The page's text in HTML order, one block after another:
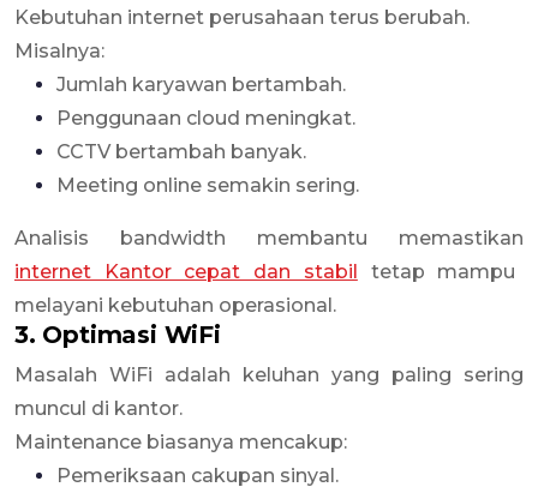
Kebutuhan internet perusahaan terus berubah.
Misalnya:
Jumlah karyawan bertambah.
Penggunaan cloud meningkat.
CCTV bertambah banyak.
Meeting online semakin sering.
Analisis bandwidth membantu memastikan
internet Kantor cepat dan stabil
tetap mampu
melayani kebutuhan operasional.
3. Optimasi WiFi
Masalah WiFi adalah keluhan yang paling sering
muncul di kantor.
Maintenance biasanya mencakup:
Pemeriksaan cakupan sinyal.